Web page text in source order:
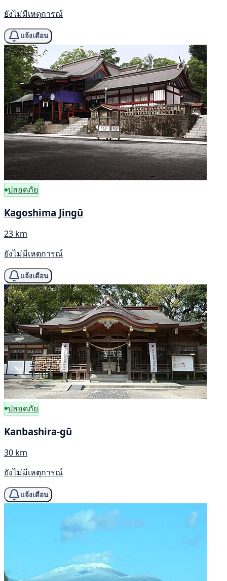
ยังไม่มีเหตุการณ์
แจ้งเตือน
ปลอดภัย
Kagoshima Jingū
23 km
ยังไม่มีเหตุการณ์
แจ้งเตือน
ปลอดภัย
Kanbashira-gū
30 km
ยังไม่มีเหตุการณ์
แจ้งเตือน